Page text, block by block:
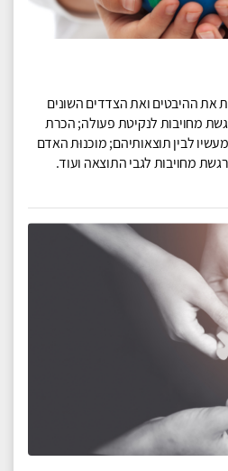
את ההיבטים ואת הצדדים השונים
מחויבות לנקיטת פעולה; הכרת
לבין תוצאותיהם; מוכנוּת האדם
מחויבות לגבי התוצאה ועוד.